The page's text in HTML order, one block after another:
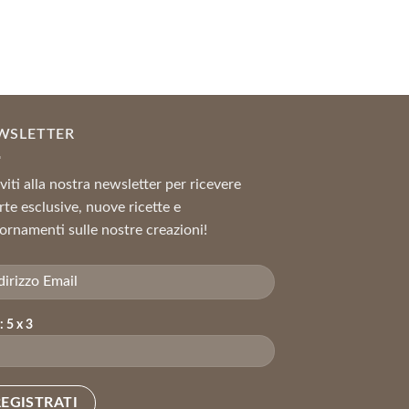
alla nostra newsletter per ricevere
esclusive, nuove ricette e
sulle nostre creazioni!
5 x 3